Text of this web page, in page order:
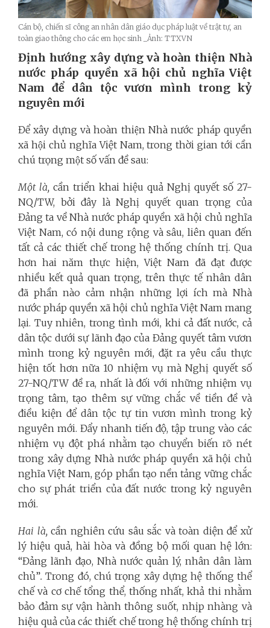
Cán bộ, chiến sĩ công an nhân dân giáo dục pháp luật về trật tự, an
toàn giao thông cho các em học sinh _Ảnh: TTXVN
Định hướng xây dựng và hoàn thiện Nhà
nước pháp quyền xã hội chủ nghĩa Việt
Nam để dân tộc vươn mình trong kỷ
nguyên mới
Để xây dựng và hoàn thiện Nhà nước pháp quyền
xã hội chủ nghĩa Việt Nam, trong thời gian tới cần
chú trọng một số vấn đề sau:
Một là, cần triển khai hiệu quả Nghị quyết số 27-
NQ/TW, bởi đây là Nghị quyết quan trọng của
Đảng ta về Nhà nước pháp quyền xã hội chủ nghĩa
Việt Nam, có nội dung rộng và sâu, liên quan đến
tất cả các thiết chế trong hệ thống chính trị. Qua
hơn hai năm thực hiện, Việt Nam đã đạt được
nhiều kết quả quan trọng, trên thực tế nhân dân
đã phần nào cảm nhận những lợi ích mà Nhà
nước pháp quyền xã hội chủ nghĩa Việt Nam mang
lại. Tuy nhiên, trong tình mới, khi cả đất nước, cả
dân tộc dưới sự lãnh đạo của Đảng quyết tâm vươn
mình trong kỷ nguyên mới, đặt ra yêu cầu thực
hiện tốt hơn nữa 10 nhiệm vụ mà Nghị quyết số
27-NQ/TW đề ra, nhất là đối với những nhiệm vụ
trọng tâm, tạo thêm sự vững chắc về tiền đề và
điều kiện để dân tộc tự tin vươn mình trong kỷ
nguyên mới. Đẩy nhanh tiến độ, tập trung vào các
nhiệm vụ đột phá nhằm tạo chuyển biến rõ nét
trong xây dựng Nhà nước pháp quyền xã hội chủ
nghĩa Việt Nam, góp phần tạo nền tảng vững chắc
cho sự phát triển của đất nước trong kỷ nguyên
mới.
Hai là,cần nghiên cứu sâu sắc và toàn diện để xử
lý hiệu quả, hài hòa và đồng bộ mối quan hệ lớn:
“Đảng lãnh đạo, Nhà nước quản lý, nhân dân làm
chủ”. Trong đó, chú trọng xây dựng hệ thống thể
chế và cơ chế tổng thể, thống nhất, khả thi nhằm
bảo đảm sự vận hành thông suốt, nhịp nhàng và
hiệu quả của các thiết chế trong hệ thống chính trị